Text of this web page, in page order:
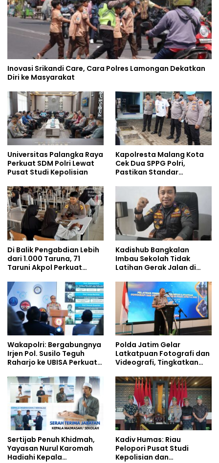
Inovasi Srikandi Care, Cara Polres Lamongan Dekatkan
Diri ke Masyarakat
Universitas Palangka Raya
Perkuat SDM Polri Lewat
Pusat Studi Kepolisian
Kapolresta Malang Kota
Cek Dua SPPG Polri,
Pastikan Standar
Pengelolaan Limbah
Berjalan Optimal
Di Balik Pengabdian Lebih
dari 1.000 Taruna, 71
Taruni Akpol Perkuat
Siswa Sekolah Rakyat
Kadishub Bangkalan
Imbau Sekolah Tidak
Latihan Gerak Jalan di
Wakapolri: Bergabungnya
Irjen Pol. Susilo Teguh
Raharjo ke UBISA Perkuat
Studi Kepolisian
Polda Jatim Gelar
Latkatpuan Fotografi dan
Videografi, Tingkatkan
Era Digital
Sertijab Penuh Khidmah,
Yayasan Nurul Karomah
Hadiahi Kepala
Kadiv Humas: Riau
Pelopori Pusat Studi
Kepolisian dan